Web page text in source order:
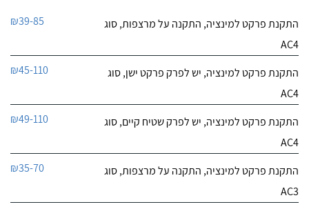
התקנת פרקט למינציה, התקנה על מרצפות, סוג
AC4
₪39-85
התקנת פרקט למינציה, יש לפרק פרקט ישן, סוג
AC4
₪45-110
התקנת פרקט למינציה, יש לפרק שטיח קיים, סוג
AC4
₪49-110
התקנת פרקט למינציה, התקנה על מרצפות, סוג
AC3
₪35-70